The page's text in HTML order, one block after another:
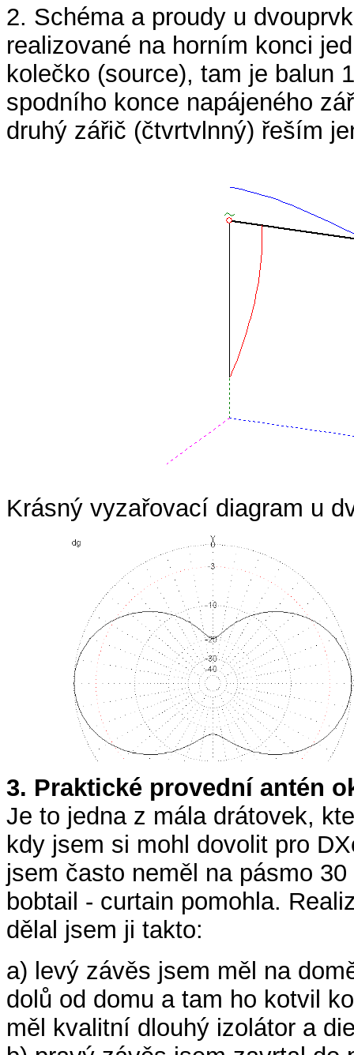
2. Schéma a proudy u
realizované na horním konci
kolečko (source), tam je balun
spodního konce napájeného
druhý zářič (čtvrtvlnný) řeším
Krásný vyzařovací diagram u
3. Praktické provední antén
Je to jedna z mála drátovek,
kdy jsem si mohl dovolit pro
jsem často neměl na pásmo
bobtail - curtain pomohla.
dělal jsem ji takto:
a) levý závěs jsem měl na
dolů od domu a tam ho kotvil
měl kvalitní dlouhý izolátor a